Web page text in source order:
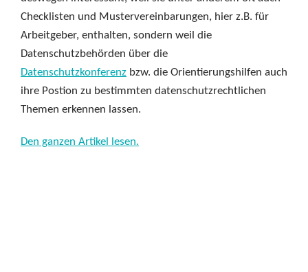
Checklisten und Mustervereinbarungen, hier z.B. für
Arbeitgeber, enthalten, sondern weil die
Datenschutzbehörden über die
Datenschutzkonferenz bzw. die Orientierungshilfen auch
ihre Postion zu bestimmten datenschutzrechtlichen
Themen erkennen lassen.
Den ganzen Artikel lesen.